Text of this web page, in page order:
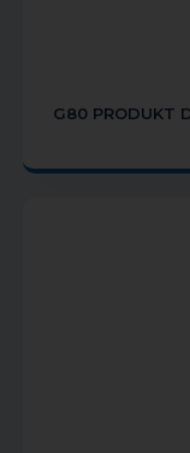
G80 PRODUKT